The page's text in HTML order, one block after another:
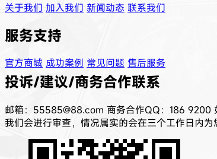
关于我们 加入我们 新闻动态 联系我们
服务支持
官方商城 成功案例 常见问题 售后服务
投诉/建议/商务合作联系
邮箱：55585@88.com 商务合作QQ：186 9200
我们会进行审查，情况属实的会在三个工作日内为